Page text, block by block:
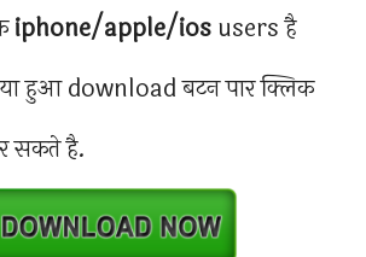
iphone/apple/iosusers है
हुआ download बटन पार क्लिक
सकते है.